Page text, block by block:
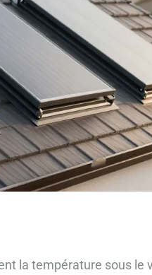
la température sous le